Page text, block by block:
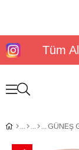
Tüm